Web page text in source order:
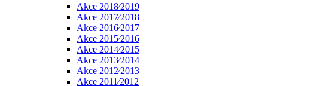
Akce 2018⁄2019
Akce 2017⁄2018
Akce 2016⁄2017
Akce 2015⁄2016
Akce 2014⁄2015
Akce 2013⁄2014
Akce 2012⁄2013
Akce 2011⁄2012